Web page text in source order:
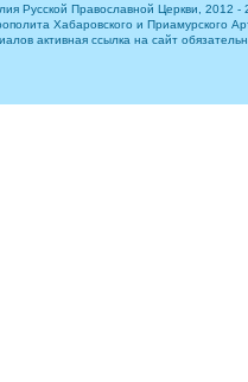
Русской Православной Церкви, 2012 -
Хабаровского и Приамурского
активная ссылка на сайт